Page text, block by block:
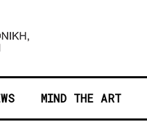
MIND THE ART